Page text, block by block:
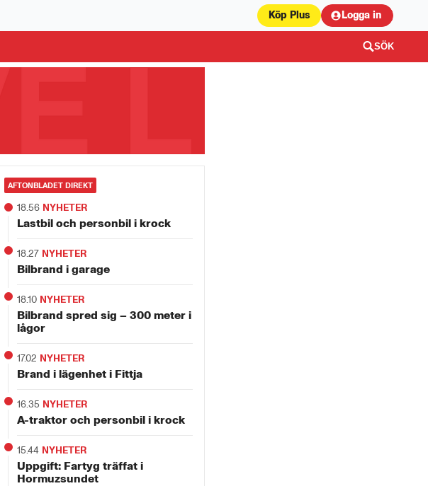
Köp Plus Logga in
SÖK
AFTONBLADET DIREKT
18.56 NYHETER
Lastbil och personbil i krock
18.27 NYHETER
Bilbrand i garage
18.10 NYHETER
Bilbrand spred sig – 300 meter i
lågor
17.02 NYHETER
Brand i lägenhet i Fittja
16.35 NYHETER
A-traktor och personbil i krock
15.44 NYHETER
Uppgift: Fartyg träffat i
Hormuzsundet